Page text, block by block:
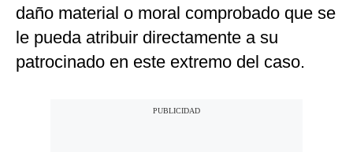
daño material o moral comprobado que se
le pueda atribuir directamente a su
patrocinado en este extremo del caso.